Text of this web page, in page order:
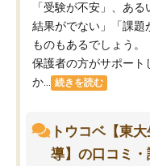
「受験が不安」、あ
結果がでない」「課題
ものもあるでしょう。
保護者の方がサポート
か...
続きを読む
トウコベ【東
導】の口コミ・